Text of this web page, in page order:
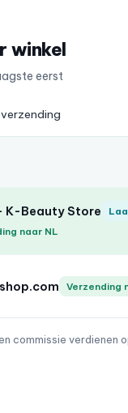
winkel
eerst
K-Beauty Store
naar NL
Verzending
commissie verdienen